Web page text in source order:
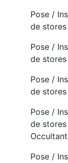
Pose /
de
Pose /
de
Pose /
de stores
Pose /
de stores
Pose /